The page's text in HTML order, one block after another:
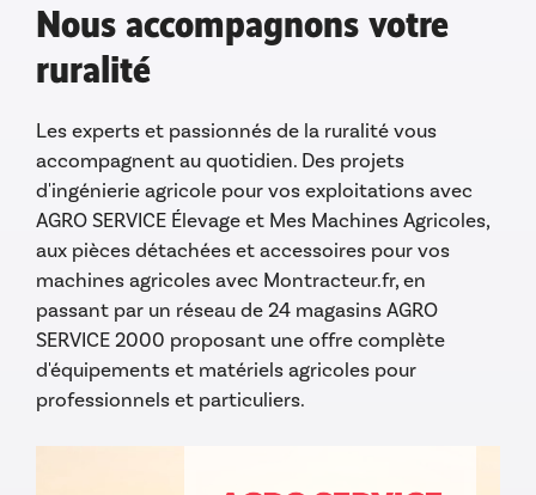
Nous accompagnons votre
ruralité
Les experts et passionnés de la ruralité vous
accompagnent au quotidien. Des projets
d'ingénierie agricole pour vos exploitations avec
AGRO SERVICE Élevage et Mes Machines Agricoles,
aux pièces détachées et accessoires pour vos
machines agricoles avec Montracteur.fr, en
passant par un réseau de 24 magasins AGRO
SERVICE 2000 proposant une offre complète
d'équipements et matériels agricoles pour
professionnels et particuliers.